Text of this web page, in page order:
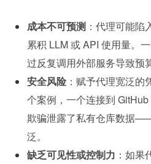
成本不可预测 ：代理可能陷
累积 LLM 或 API 使用量。
过反复调用外部服务导致预
安全风险：赋予代理宽泛的
个案例，一个连接到
欺骗泄露了私有仓库数据
泛。
缺乏可见性或控制力 ：如果